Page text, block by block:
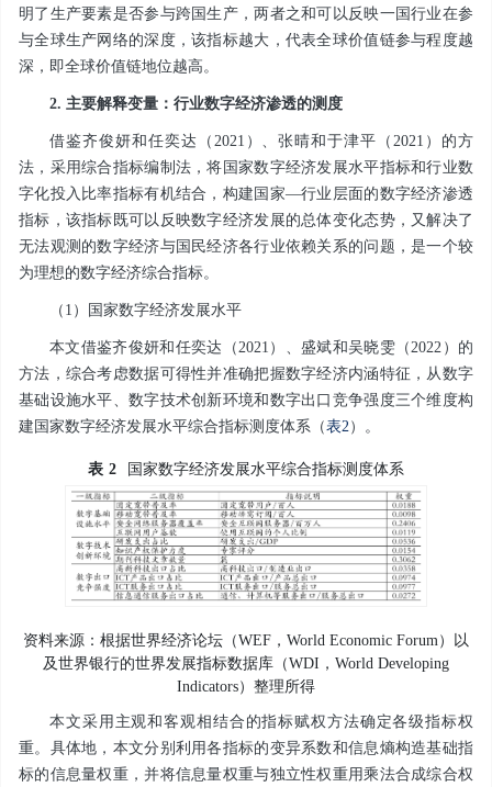
明了生产要素是否参与跨国生产，两者之和可以反映一国行业在参
与全球生产网络的深度，该指标越大，代表全球价值链参与程度越
深，即全球价值链地位越高。
2. 主要解释变量：行业数字经济渗透的测度
借鉴齐俊妍和任奕达（2021）、张晴和于津平（2021）的方
法，采用综合指标编制法，将国家数字经济发展水平指标和行业数
字化投入比率指标有机结合，构建国家—行业层面的数字经济渗透
指标，该指标既可以反映数字经济发展的总体变化态势，又解决了
无法观测的数字经济与国民经济各行业依赖关系的问题，是一个较
为理想的数字经济综合指标。
（1）国家数字经济发展水平
本文借鉴齐俊妍和任奕达（2021）、盛斌和吴晓雯（2022）的
方法，综合考虑数据可得性并准确把握数字经济内涵特征，从数字
基础设施水平、数字技术创新环境和数字出口竞争强度三个维度构
建国家数字经济发展水平综合指标测度体系（表2 ）。
表 2 国家数字经济发展水平综合指标测度体系
资料来源：根据世界经济论坛（WEF，World Economic Forum）以
及世界银行的世界发展指标数据库（WDI，World Developing
Indicators）整理所得
本文采用主观和客观相结合的指标赋权方法确定各级指标权
重。具体地，本文分别利用各指标的变异系数和信息熵构造基础指
标的信息量权重，并将信息量权重与独立性权重用乘法合成综合权